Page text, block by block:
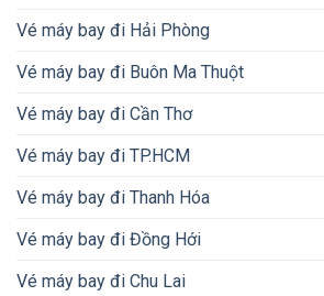
Vé máy bay đi Hải Phòng
Vé máy bay đi Buôn Ma Thuột
Vé máy bay đi Cần Thơ
Vé máy bay đi TP.HCM
Vé máy bay đi Thanh Hóa
Vé máy bay đi Đồng Hới
Vé máy bay đi Chu Lai